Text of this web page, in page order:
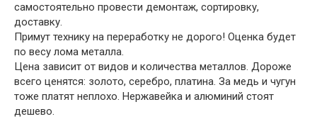
самостоятельно провести демонтаж, сортировку,
доставку.
Примут технику на переработку не дорого! Оценка будет
по весу лома металла.
Цена зависит от видов и количества металлов. Дороже
всего ценятся: золото, серебро, платина. За медь и чугун
тоже платят неплохо. Нержавейка и алюминий стоят
дешево.